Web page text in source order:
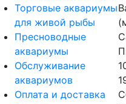
Торговые аквариумы
для живой рыбы
Пресноводные
аквариумы
Обслуживание
аквариумов
Оплата и доставка